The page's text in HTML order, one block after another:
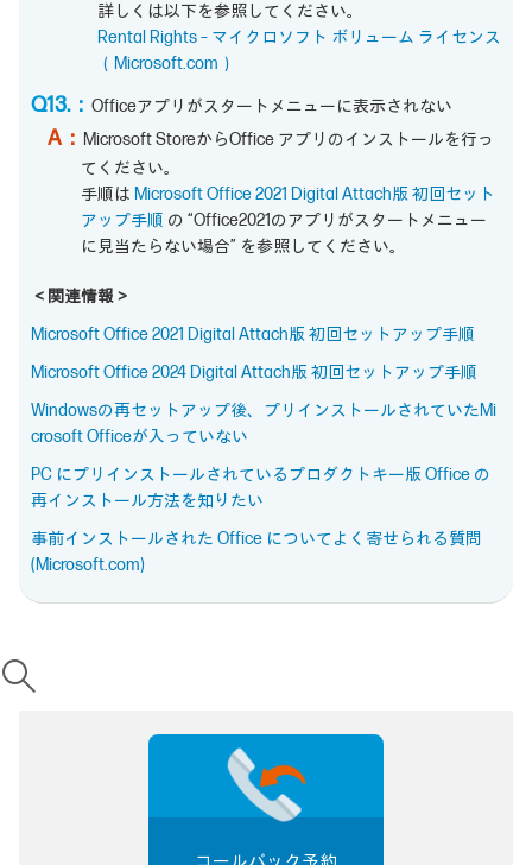
詳しくは以下を参照してください。
Rental Rights – マイクロソフト ボリューム ライセンス
（Microsoft.com）
Q13.： Officeアプリがスタートメニューに表示されない
A： Microsoft StoreからOffice アプリのインストールを行っ
てください。
手順は Microsoft Office 2021 Digital Attach版 初回セット
アップ手順 の “Office2021のアプリがスタートメニュー
に見当たらない場合” を参照してください。
＜関連情報＞
Microsoft Office 2021 Digital Attach版 初回セットアップ手順
Microsoft Office 2024 Digital Attach版 初回セットアップ手順
Windowsの再セットアップ後、プリインストールされていたMi
crosoft Officeが入っていない
PC にプリインストールされているプロダクトキー版 Office の
再インストール方法を知りたい
事前インストールされた Office についてよく寄せられる質問
(Microsoft.com)